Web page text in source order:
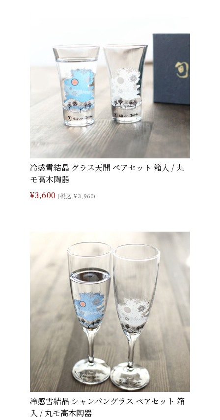
冷感雪結晶 グラス天開 ペアセット 箱入 / 丸
モ高木陶器
¥3,600 (税込 ¥3,960)
冷感雪結晶 シャンパングラス ペアセット 箱
入 / 丸モ高木陶器